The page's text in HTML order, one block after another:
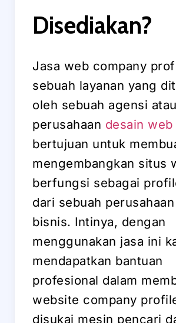
Disediakan?
Jasa web company
sebuah layanan yang
oleh sebuah agensi atau
perusahaan desain web
bertujuan untuk
mengembangkan situs
berfungsi sebagai
dari sebuah
bisnis. Intinya, dengan
menggunakan jasa ini
mendapatkan bantuan
profesional dalam
website company
disukai mesin pencari